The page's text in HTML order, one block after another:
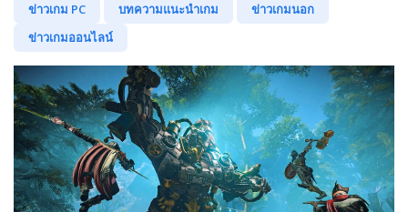
ข่าวเกม PC บทความแนะนำเกม
ข่าวเกมนอก
ข่าวเกมออนไลน์